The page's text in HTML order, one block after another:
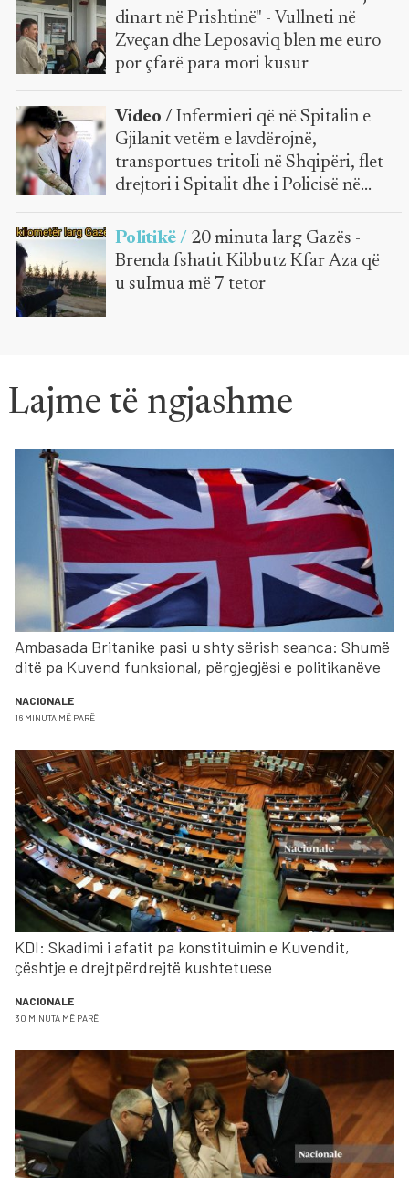
dinart në Prishtinë" - Vullneti në
Zveçan dhe Leposaviq blen me euro
por çfarë para mori kusur
Video / Infermieri që në Spitalin e
Gjilanit vetëm e lavdërojnë,
transportues tritoIi në Shqipëri, flet
drejtori i Spitalit dhe i Policisë në
Tiranë
Politikë / 20 minuta larg Gazës -
Brenda fshatit Kibbutz Kfar Aza që
u suImua më 7 tetor
Lajme të ngjashme
Ambasada Britanike pasi u shty sërish seanca: Shumë
ditë pa Kuvend funksional, përgjegjësi e politikanëve
NACIONALE
16 MINUTA MË PARË
KDI: Skadimi i afatit pa konstituimin e Kuvendit,
çështje e drejtpërdrejtë kushtetuese
NACIONALE
30 MINUTA MË PARË